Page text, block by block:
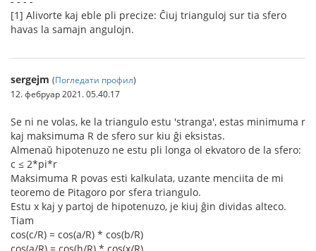
[1] Alivorte kaj eble pli precize: Ĉiuj trianguloj sur tia sfero
havas la samajn angulojn.
sergejm (Погледати профил)
12. фебруар 2021. 05.40.17
Se ni ne volas, ke la triangulo estu 'stranga', estas minimuma r
kaj maksimuma R de sfero sur kiu ĝi eksistas.
Almenaŭ hipotenuzo ne estu pli longa ol ekvatoro de la sfero:
c ≤ 2*pi*r
Maksimuma R povas esti kalkulata, uzante menciita de mi
teoremo de Pitagoro por sfera triangulo.
Estu x kaj y partoj de hipotenuzo, je kiuj ĝin dividas alteco.
Tiam
cos(c/R) = cos(a/R) * cos(b/R)